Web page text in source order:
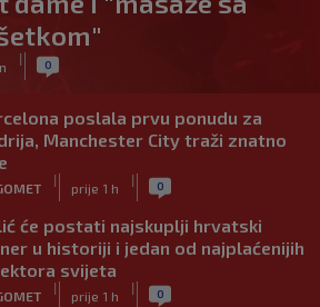
| 0
poslala prvu ponudu za
Manchester City traži znatno
|
prije 1 h
| 0
će postati najskuplji hrvatski
u historiji i jedan od najplaćenijih
svijeta
|
prije 1 h
| 0